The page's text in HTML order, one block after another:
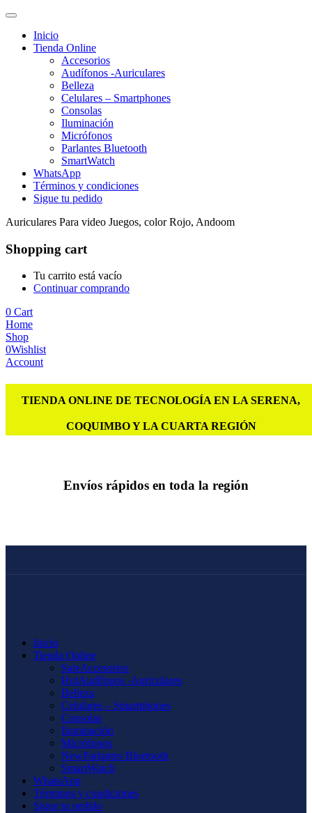
Inicio
Tienda Online
Accesorios
Audífonos -Auriculares
Belleza
Celulares – Smartphones
Consolas
Iluminación
Micrófonos
Parlantes Bluetooth
SmartWatch
WhatsApp
Términos y condiciones
Sigue tu pedido
Auriculares Para video Juegos, color Rojo, Andoom
Shopping cart
Tu carrito está vacío
Continuar comprando
0 Cart
Home
Shop
0Wishlist
Account
TIENDA ONLINE DE TECNOLOGÍA EN LA SERENA,
COQUIMBO Y LA CUARTA REGIÓN
Envíos rápidos en toda la región
Inicio
Tienda Online
SaleAccesorios
HotAudífonos -Auriculares
Belleza
Celulares – Smartphones
Consolas
Iluminación
Micrófonos
NewParlantes Bluetooth
SmartWatch
WhatsApp
Términos y condiciones
Sigue tu pedido